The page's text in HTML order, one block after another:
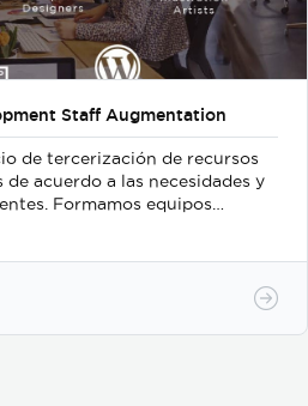
Staff Augmentation
de tercerización de recursos
acuerdo a las necesidades y
Formamos equipos